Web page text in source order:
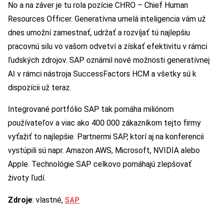
No a na záver je tu rola pozície CHRO – Chief Human
Resources Officer. Generatívna umelá inteligencia vám už
dnes umožní zamestnať, udržať a rozvíjať tú najlepšiu
pracovnú silu vo vašom odvetví a získať efektivitu v rámci
ľudských zdrojov. SAP oznámil nové možnosti generatívnej
AI v rámci nástroja SuccessFactors HCM a všetky sú k
dispozícii už teraz.
Integrované portfólio SAP tak pomáha miliónom
používateľov a viac ako 400 000 zákazníkom tejto firmy
vyťažiť to najlepšie. Partnermi SAP, ktorí aj na konferencii
vystúpili sú napr. Amazon AWS, Microsoft, NVIDIA alebo
Apple. Technológie SAP celkovo pomáhajú zlepšovať
životy ľudí.
Zdroje: vlastné, SAP